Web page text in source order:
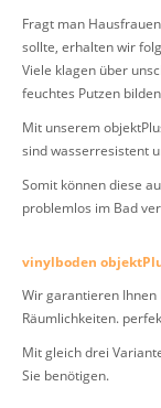
Fragt man
sollte, erhalten wir
Viele klagen über
feuchtes Putzen
Mit unserem
sind wasserresistent
Somit können diese
problemlos im Bad
vinylboden
Wir garantieren
Räumlichkeiten.
Mit gleich drei
Sie benötigen.